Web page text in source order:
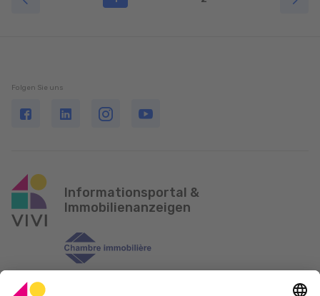
Folgen Sie uns
Informationsportal &
Immobilienanzeigen